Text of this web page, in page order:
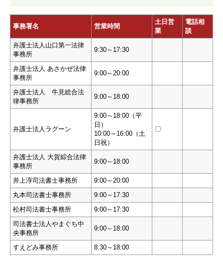
事務署名 営業時間
土日営
業
電話相
談
弁護士法人山口第一法律
事務所
9:30～17:30
弁護士法人 あさかぜ法律
事務所
9:00～20:00
弁護士法人 牛見総合法
律事務所
9:00～18:00
弁護士法人ラグーン
9:00～18:00（平
日）
10:00～16:00（土
日祝）
〇
弁護士法人 大賀綜合法律
事務所
9:00～18:00
井上淳司法書士事務所
9:00～20:00
丸本司法書士事務所
9:00～17:30
松村司法書士事務所
9:00～17:30
司法書士法人やまぐち中
央事務所
9:00～18:00
すえどみ事務所 8:30～18:00